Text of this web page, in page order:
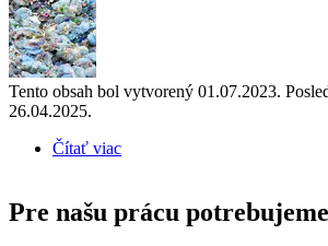
Tento obsah bol vytvorený 01.07.2023.
26.04.2025.
Čítať viac
Pre našu prácu